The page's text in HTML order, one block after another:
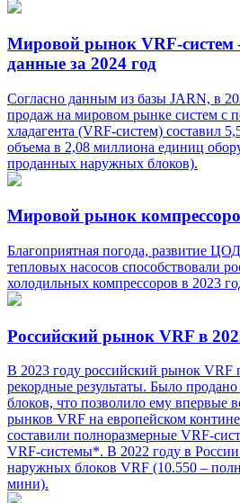
Мировой рынок VRF-
данные за 2024 год
Согласно данным из базы JARN, в
продаж на мировом рынке систем с
хладагента (VRF-систем) составил
объема в 2,08 миллиона единиц
проданных наружных блоков).
Мировой рынок
Благоприятная погода, развитие
тепловых насосов способствовали
холодильных компрессоров в 2023
Российский рынок VRF в
В 2023 году российский рынок VRF
рекордные результаты. Было
блоков, что позволило ему впервые
рынков VRF на европейском
составили полноразмерные VRF-
VRF-системы*. В 2022 году в
наружных блоков VRF (10.550 –
мини).